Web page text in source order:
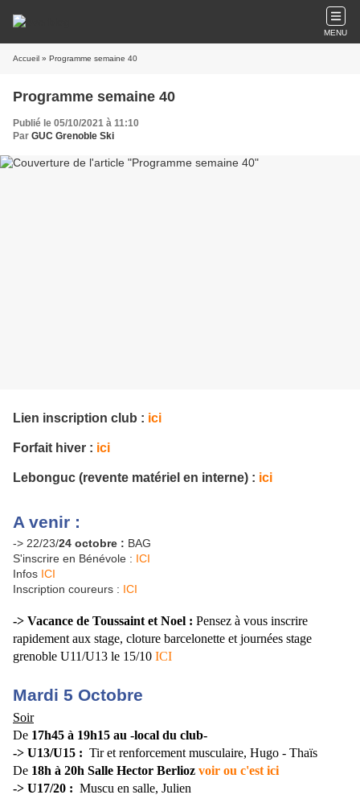
MENU
Accueil » Programme semaine 40
Programme semaine 40
Publié le 05/10/2021 à 11:10
Par GUC Grenoble Ski
Lien inscription club : ici
Forfait hiver : ici
Lebonguc (revente matériel en interne) : ici
A venir :
-> 22/23/24 octobre : BAG
S'inscrire en Bénévole : ICI
Infos ICI
Inscription coureurs : ICI
-> Vacance de Toussaint et Noel : Pensez à vous inscrire
rapidement aux stage, cloture barcelonette et journées stage
grenoble U11/U13 le 15/10 ICI
Mardi 5 Octobre
Soir
De 17h45 à 19h15 au -local du club-
-> U13/U15 : Tir et renforcement musculaire, Hugo - Thaïs
De 18h à 20h Salle Hector Berlioz voir ou c'est ici
-> U17/20 : Muscu en salle, Julien